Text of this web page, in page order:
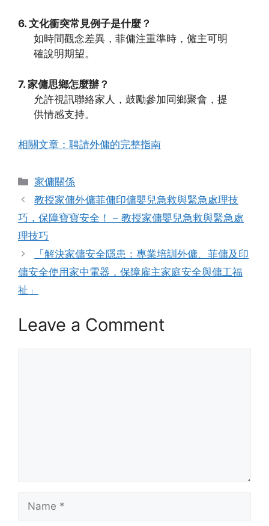
6. 文化衝突常見例子是什麼？
如時間觀念差異，菲傭注重準時，僱主可明
確說明期望。
7. 家傭思鄉怎麼辦？
允許視訊聯絡家人，鼓勵參加同鄉聚會，提
供情感支持。
相關文章：聘請外傭的完整指南
Categories
家傭關係
教授家傭外傭菲傭印傭嬰兒急救與緊急處理技
巧，保障寶寶安全！ – 教授家傭嬰兒急救與緊急處
理技巧
「解決家傭安全隱患：專業培訓外傭、菲傭及印
傭安全使用家中電器，保障雇主家庭安全與傭工福
祉」
Leave a Comment